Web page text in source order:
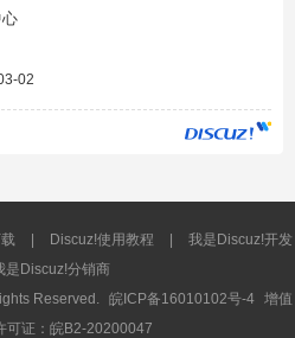
心
02
Discuz!使用教程
我是Discuz!开发
是Discuz!分销商
Reserved. 皖ICP备16010102号-4 增值
可证：皖B2-20200047